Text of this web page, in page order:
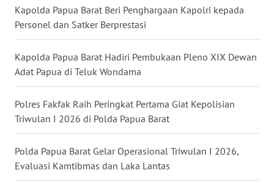
Kapolda Papua Barat Beri Penghargaan Kapolri kepada
Personel dan Satker Berprestasi
Kapolda Papua Barat Hadiri Pembukaan Pleno XIX Dewan
Adat Papua di Teluk Wondama
Polres Fakfak Raih Peringkat Pertama Giat Kepolisian
Triwulan I 2026 di Polda Papua Barat
Polda Papua Barat Gelar Operasional Triwulan I 2026,
Evaluasi Kamtibmas dan Laka Lantas
WN
NIAS
WN
WN
WN